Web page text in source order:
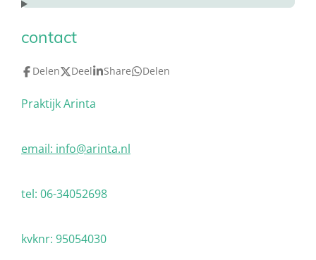
contact
Delen Deel Share Delen
Praktijk Arinta
email: info@arinta.nl
tel: 06-34052698
kvknr: 95054030